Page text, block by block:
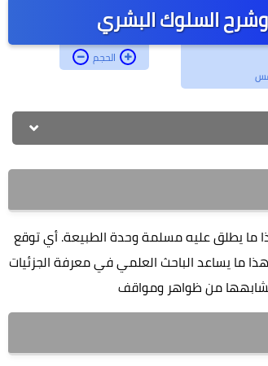
السلوك البشري
الحجم
ما يطلق عليه مسلمة وحدة الطبيعة. أي توقع
ما يساعد الباحث العلمي في معرفة الجزئيات
من ظواهر ومواقف